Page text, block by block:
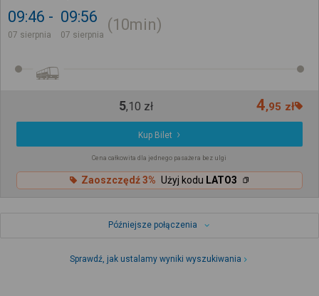
09:46
07 sierpnia
09:56
07 sierpnia
10min
5,10 zł 4,95 zł
Kup Bilet
Cena całkowita dla jednego pasażera bez ulgi
Zaoszczędź 3% Użyj kodu LATO3
Późniejsze połączenia
Sprawdź, jak ustalamy wyniki wyszukiwania